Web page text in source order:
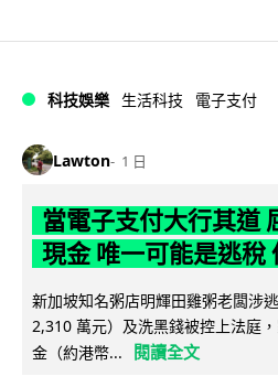
科技娛樂 生活科技 電子支付
Lawton 1 日
當電子支付大行其道
現金 唯一可能是逃稅
新加坡知名粥店明輝田雞粥老闆涉
2,310 萬元）及洗黑錢被控上法庭
金（約港幣...
閱讀全文